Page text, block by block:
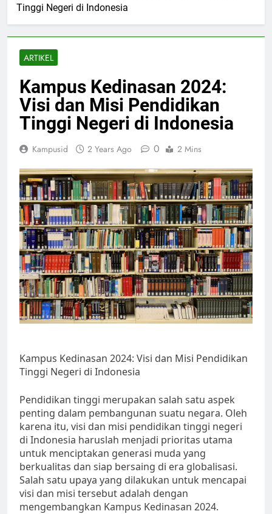
Tinggi Negeri di Indonesia
ARTIKEL
Kampus Kedinasan 2024:
Visi dan Misi Pendidikan
Tinggi Negeri di Indonesia
Kampusid 2 Years Ago 0 2 Mins
Kampus Kedinasan 2024: Visi dan Misi Pendidikan
Tinggi Negeri di Indonesia
Pendidikan tinggi merupakan salah satu aspek
penting dalam pembangunan suatu negara. Oleh
karena itu, visi dan misi pendidikan tinggi negeri
di Indonesia haruslah menjadi prioritas utama
untuk menciptakan generasi muda yang
berkualitas dan siap bersaing di era globalisasi.
Salah satu upaya yang dilakukan untuk mencapai
visi dan misi tersebut adalah dengan
mengembangkan Kampus Kedinasan 2024.